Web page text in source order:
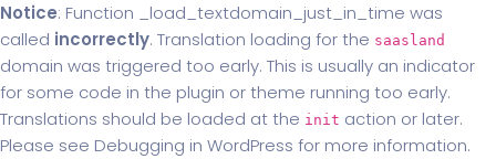
Notice: Function _load_textdomain_just_in_time was
called incorrectly. Translation loading for the saasland
domain was triggered too early. This is usually an indicator
for some code in the plugin or theme running too early.
Translations should be loaded at the init action or later.
Please see Debugging in WordPress for more information.